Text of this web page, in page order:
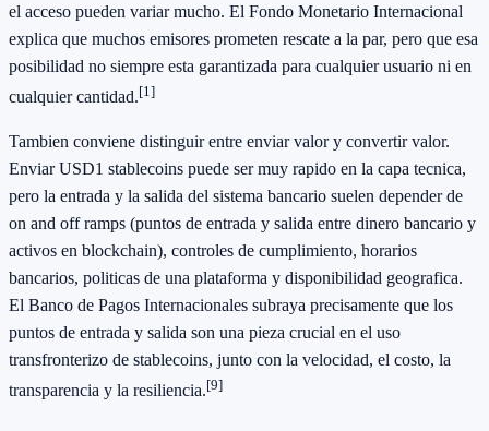
el acceso pueden variar mucho. El Fondo Monetario Internacional
explica que muchos emisores prometen rescate a la par, pero que esa
posibilidad no siempre esta garantizada para cualquier usuario ni en
cualquier cantidad.[1]
Tambien conviene distinguir entre enviar valor y convertir valor.
Enviar USD1 stablecoins puede ser muy rapido en la capa tecnica,
pero la entrada y la salida del sistema bancario suelen depender de
on and off ramps (puntos de entrada y salida entre dinero bancario y
activos en blockchain), controles de cumplimiento, horarios
bancarios, politicas de una plataforma y disponibilidad geografica.
El Banco de Pagos Internacionales subraya precisamente que los
puntos de entrada y salida son una pieza crucial en el uso
transfronterizo de stablecoins, junto con la velocidad, el costo, la
transparencia y la resiliencia.[9]